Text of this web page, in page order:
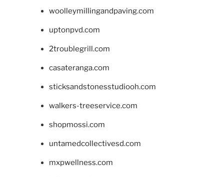
woolleymillingandpaving.com
uptonpvd.com
2troublegrill.com
casateranga.com
sticksandstonesstudiooh.com
walkers-treeservice.com
shopmossi.com
untamedcollectivesd.com
mxpwellness.com